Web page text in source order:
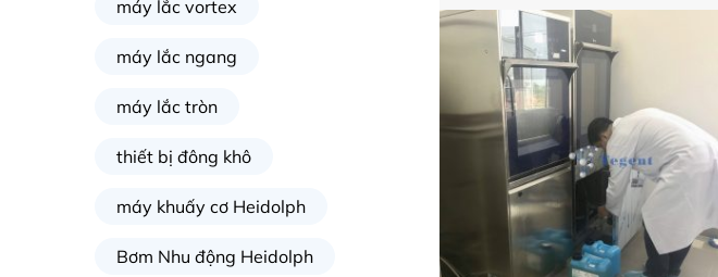
máy lắc vortex
máy lắc ngang
máy lắc tròn
thiết bị đông khô
máy khuấy cơ Heidolph
Bơm Nhu động Heidolph